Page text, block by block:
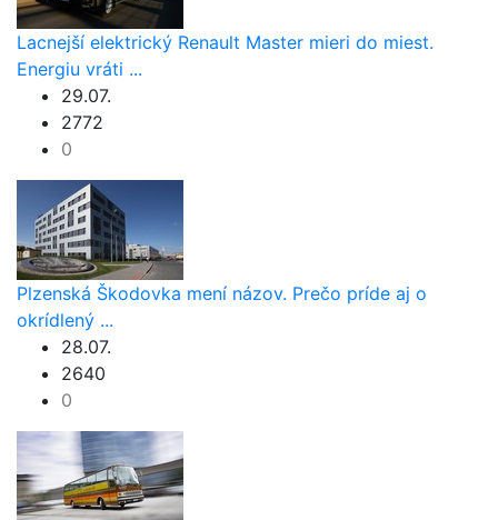
Lacnejší elektrický Renault Master mieri do miest.
Energiu vráti ...
29.07.
2772
0
Plzenská Škodovka mení názov. Prečo príde aj o
okrídlený ...
28.07.
2640
0